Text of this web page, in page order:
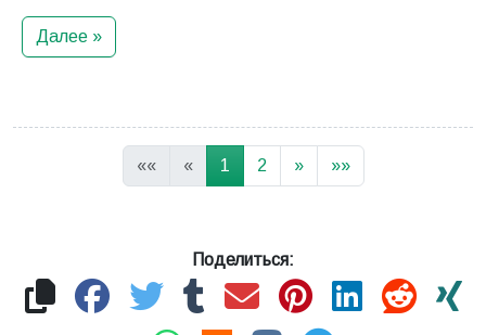
Далее »
«« « 1 2 » »»
Поделиться: